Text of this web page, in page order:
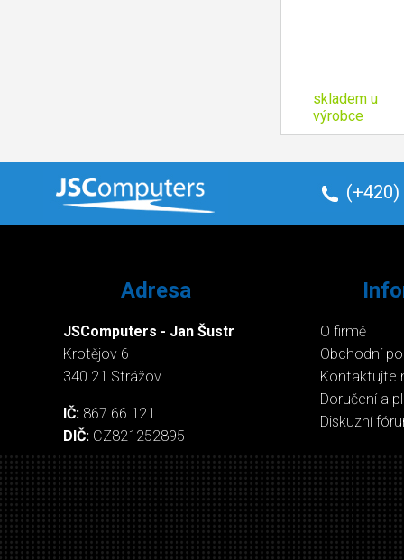
skladem u
výrobce
(+420)
Adresa
JSComputers - Jan Šustr
Krotějov 6
340 21 Strážov
IČ: 867 66 121
DIČ: CZ821252895
O firmě
Obchodní
Kontaktujte
Doručení a
Diskuzní